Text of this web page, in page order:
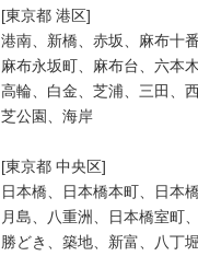
[東京都 港区]
港南、新橋、赤坂、麻布十
麻布永坂町、麻布台、六本
高輪、白金、芝浦、三田、
芝公園、海岸
[東京都 中央区]
日本橋、日本橋本町、日本
月島、八重洲、日本橋室町
勝どき、築地、新富、八丁